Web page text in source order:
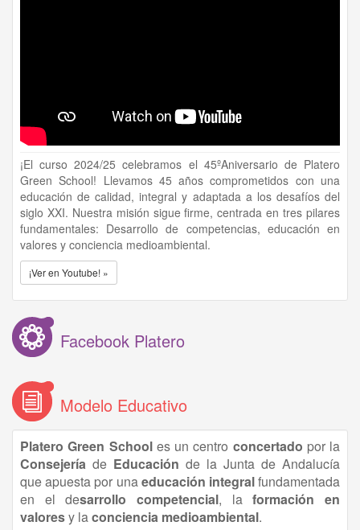
¡El curso 2024/25 celebramos el 45ºAniversario de Platero
Green School! Llevamos 45 años comprometidos con una
educación de calidad, integral y adaptada a los desafíos del
siglo XXI. Nuestra misión sigue firme, centrada en tres pilares
fundamentales: Desarrollo de competencias, educación en
valores y conciencia medioambiental.
¡Ver en Youtube! »
Facebook Platero
Modelo Educativo
Platero Green Schooles un centro concertado por la
Consejería de Educación de la Junta de Andalucía
que apuesta por unaeducación integralfundamentada
en el desarrollo competencial, laformación en
valoresy laconciencia medioambiental.